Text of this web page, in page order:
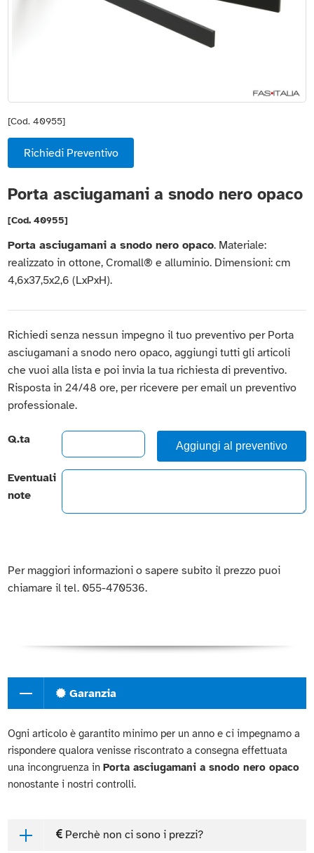
[Cod. 40955]
Richiedi Preventivo
Porta asciugamani a snodo nero opaco
[Cod. 40955]
Porta asciugamani a snodo nero opaco. Materiale:
realizzato in ottone, Cromall® e alluminio. Dimensioni: cm
4,6x37,5x2,6 (LxPxH).
Richiedi senza nessun impegno il tuo preventivo per Porta
asciugamani a snodo nero opaco, aggiungi tutti gli articoli
che vuoi alla lista e poi invia la tua richiesta di preventivo.
Risposta in 24/48 ore, per ricevere per email un preventivo
professionale.
Q.ta Aggiungi al preventivo
Eventuali
note
Per maggiori informazioni o sapere subito il prezzo puoi
chiamare il tel. 055-470536.
Garanzia
Ogni articolo è garantito minimo per un anno e ci impegnamo a
rispondere qualora venisse riscontrato a consegna effettuata
una incongruenza inPorta asciugamani a snodo nero opaco
nonostante i nostri controlli.
Perchè non ci sono i prezzi?